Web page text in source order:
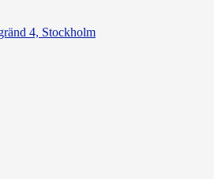
4, Stockholm